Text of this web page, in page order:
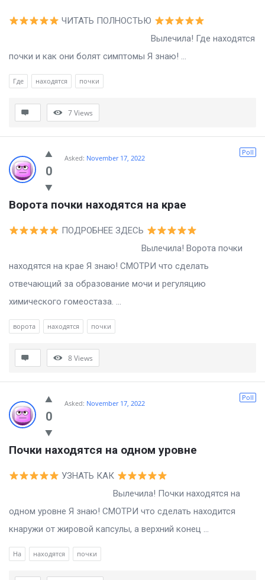
ЧИТАТЬ ПОЛНОСТЬЮ
Вылечила! Где находятся
почки и как они болят симптомы Я знаю! ...
Где находятся почки
7Views
0
Poll
Asked: November 17, 2022
Ворота почки находятся на крае
ПОДРОБНЕЕ ЗДЕСЬ
Вылечила! Ворота почки
находятся на крае Я знаю! СМОТРИ что сделать
отвечающий за образование мочи и регуляцию
химического гомеостаза. ...
ворота находятся почки
8Views
0
Poll
Asked: November 17, 2022
Почки находятся на одном уровне
УЗНАТЬ КАК
Вылечила! Почки находятся на
одном уровне Я знаю! СМОТРИ что сделать находится
кнаружи от жировой капсулы, а верхний конец ...
На находятся почки